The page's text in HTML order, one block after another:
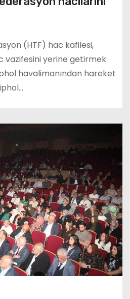
(HTF) hac kafilesi,
vazifesini yerine getirmek
havalimanından hareket